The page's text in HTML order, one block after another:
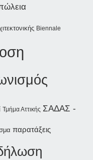
Biennale
Τμήμα Αττικής ΣΑΔΑΣ -
παρατάξεις